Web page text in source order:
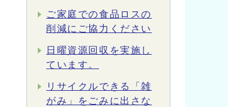
ご家庭での食品ロスの
削減にご協力ください
日曜資源回収を実施し
ています。
リサイクルできる「雑
がみ」をごみに出さな